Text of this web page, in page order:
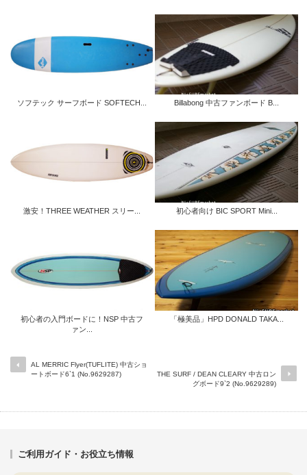
ソフテック サーフボード SOFTECH... Billabong 中古ファンボード B...
激安！THREE WEATHER スリー... 初心者向け BIC SPORT Mini...
初心者の入門ボードに！NSP 中古フ
ァン...
「極美品」HPD DONALD TAKA...
AL MERRIC Flyer(TUFLITE) 中古ショ
ートボード6`1 (No.9629287)
THE SURF / DEAN CLEARY 中古ロン
グボード9`2 (No.9629289)
ご利用ガイド・お役立ち情報